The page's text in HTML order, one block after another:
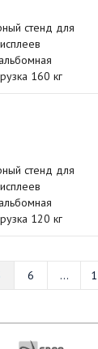
стенд для
160 кг
стенд для
120 кг
6 ...